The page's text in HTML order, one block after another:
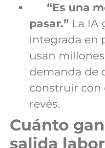
“Es una
pasar.” La IA
integrada en
usan
demanda de
construir con
revés.
Cuánto
salida